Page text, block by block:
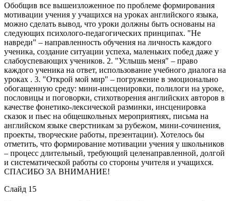
Обобщив все вышеизложенное по проблеме формирования
мотивации учения у учащихся на уроках английского языка,
можно сделать вывод, что уроки должны быть основаны на
следующих психолого-педагогических принципах. "Не
навреди" – направленность обучения на личность каждого
ученика, создание ситуации успеха, маленьких побед даже у
слабоуспевающих учеников. 2. "Услышь меня" – право
каждого ученика на ответ, использование учебного диалога на
уроках . 3. "Открой мой мир" – погружение в эмоционально
обогащенную среду: мини-инсценировки, полилоги на уроке,
пословицы и поговорки, стихотворения английских авторов в
качестве фонетико-лексической разминки, инсценировка
сказок и пьес на общешкольных мероприятиях, письма на
английском языке сверстникам за рубежом, мини-сочинения,
проекты, творческие работы, презентации). Хотелось бы
отметить, что формирование мотивации учения у школьников
– процесс длительный, требующий целенаправленной, долгой
и систематической работы со стороны учителя и учащихся.
СПАСИБО ЗА ВНИМАНИЕ!
Слайд 15